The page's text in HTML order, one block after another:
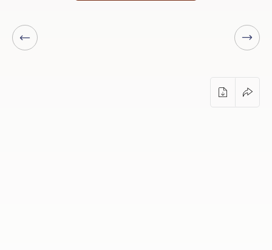
Iepriekšējā lapa
Nākamā lapa